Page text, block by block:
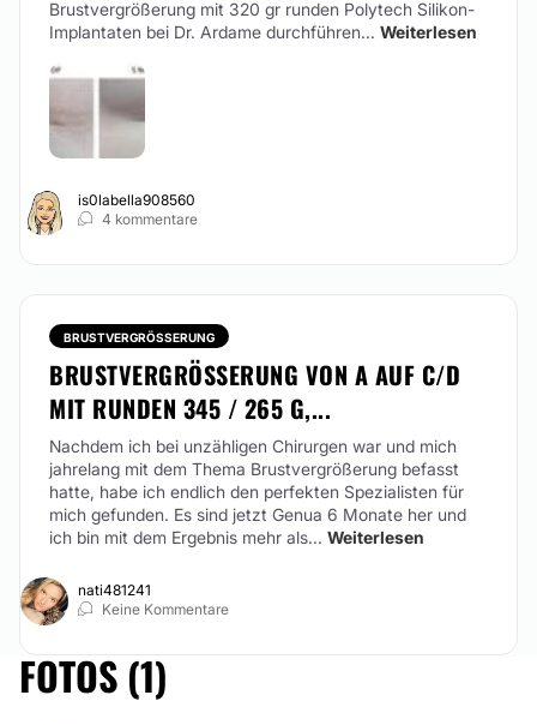
Brustvergrößerung mit 320 gr runden Polytech Silikon-
Implantaten bei Dr. Ardame durchführen... Weiterlesen
is0labella908560
4 kommentare
BRUSTVERGRÖSSERUNG
BRUSTVERGRÖSSERUNG VON A AUF C/D M
IT RUNDEN 345 / 265 G,...
Nachdem ich bei unzähligen Chirurgen war und mich
jahrelang mit dem Thema Brustvergrößerung befasst
hatte, habe ich endlich den perfekten Spezialisten für
mich gefunden. Es sind jetzt Genua 6 Monate her und
ich bin mit dem Ergebnis mehr als... Weiterlesen
nati481241
Keine Kommentare
FOTOS (1)